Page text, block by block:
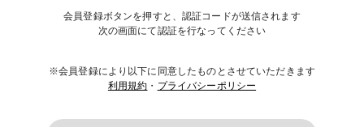
会員登録ボタンを押すと、認証コードが送信されます
次の画面にて認証を行なってください
※会員登録により以下に同意したものとさせていただきます
利用規約 ・ プライバシーポリシー